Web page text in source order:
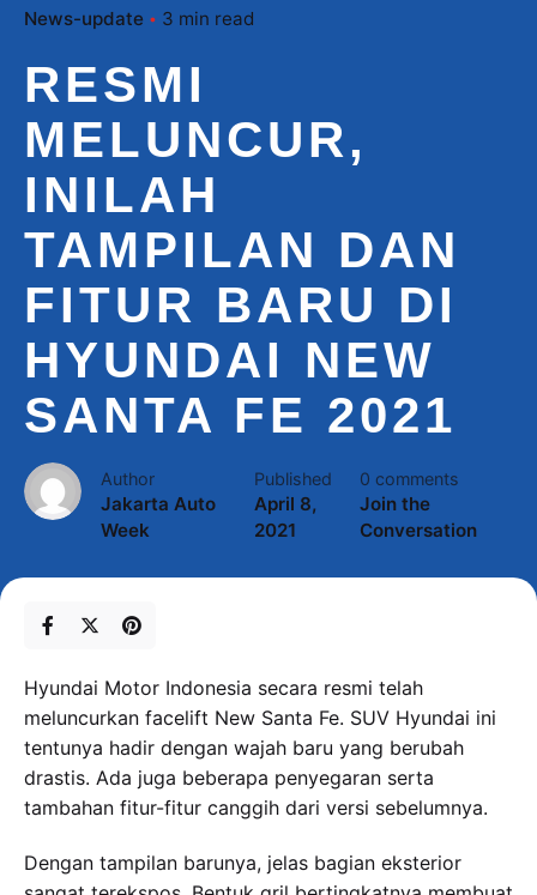
News-update 3 min read
RESMI
MELUNCUR,
INILAH
TAMPILAN DAN
FITUR BARU DI
HYUNDAI NEW
SANTA FE 2021
Author
Jakarta Auto
Week
Published
April 8,
2021
0 comments
Join the
Conversation
Hyundai Motor Indonesia secara resmi telah
meluncurkan facelift New Santa Fe. SUV Hyundai ini
tentunya hadir dengan wajah baru yang berubah
drastis. Ada juga beberapa penyegaran serta
tambahan fitur-fitur canggih dari versi sebelumnya.
Dengan tampilan barunya, jelas bagian eksterior